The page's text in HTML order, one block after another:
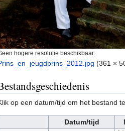
hogere resolutie beschikbaar.
(361 ×
op een datum/tijd om het bestand
Datum/tijd